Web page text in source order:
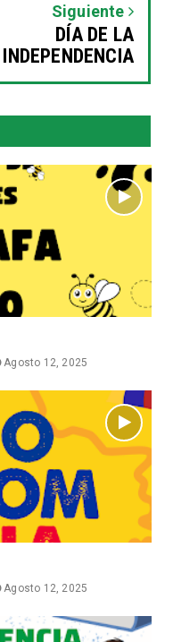
Siguiente
DÍA DE LA
INDEPENDENCIA
Agosto 12, 2025
Agosto 12, 2025